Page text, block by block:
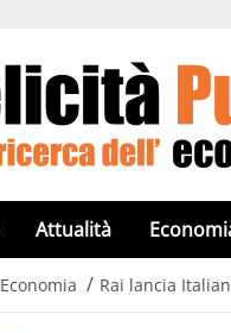
Attualità
Economia / Rai lancia